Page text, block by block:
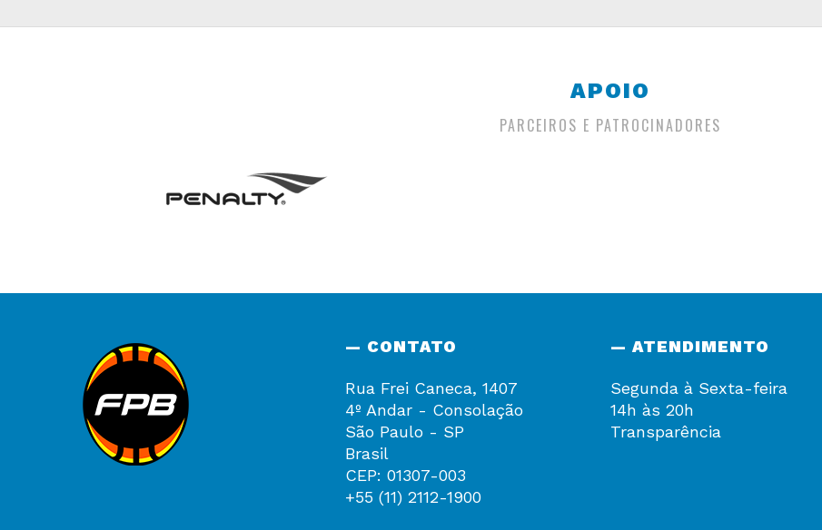
APOIO
PARCEIROS E PATROCINADORES
— CONTATO
Rua Frei Caneca, 1407
4º Andar - Consolação
São Paulo - SP
Brasil
CEP: 01307-003
+55 (11) 2112-1900
— ATENDIMENTO
Segunda à Sexta-feira
14h às 20h
Transparência